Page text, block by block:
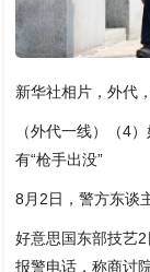
新华社相片，外代
（外代一线）（4
有“枪手出没”
8月2日，警方东谈
好意思国东部技艺
报警电话，称商讨